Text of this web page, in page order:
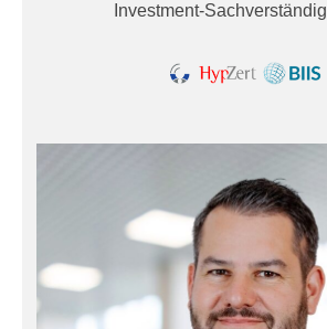
Investment-